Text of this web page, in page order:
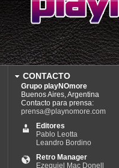
CONTACTO
Grupo playNOmore
Buenos Aires, Argentina
Contacto para prensa:
prensa@playnomore.com
Editores
Pablo Leotta
Leandro Bordino
Retro Manager
Ezequiel Mac Donell